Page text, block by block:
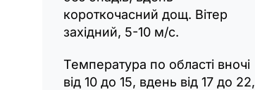
короткочасний дощ. Вітер
західний, 5-10 м/с.
Температура по області вночі
від 10 до 15, вдень від 17 до 22,